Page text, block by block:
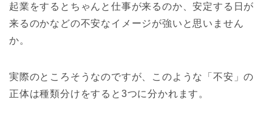
起業をするとちゃんと仕事が来るのか、安定する日が
来るのかなどの不安なイメージが強いと思いません
か。
実際のところそうなのですが、このような「不安」の
正体は種類分けをすると3つに分かれます。